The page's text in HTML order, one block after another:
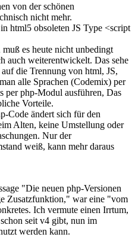
von der schönen
nicht mehr.
html5 obsoleten JS Type <script
es heute nicht unbedingt
auch weiterentwickelt. Das sehe
die Trennung von html, JS,
alle Sprachen (Codemix) per
per php-Modul ausführen, Das
Vorteile.
Code ändert sich für den
Alten, keine Umstellung oder
Nur der
weiß, kann mehr daraus
"Die neuen php-Versionen
Zusatzfunktion," war eine "vom
Ich vermute einen Irrtum,
schon seit v4 gibt, nun im
werden kann.